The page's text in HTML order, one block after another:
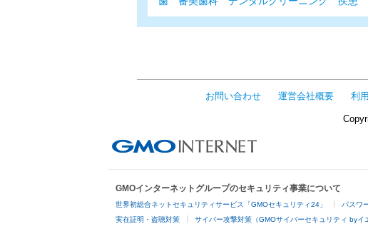
お問い合わせ 運営会社概要 利
GMOインターネットグループのセキュリティ事業について
世界初総合ネットセキュリティサービス「GMOセキュリティ24」 パスワ
実在証明・盗聴対策 サイバー攻撃対策（GMOサイバーセキュリティ byイ